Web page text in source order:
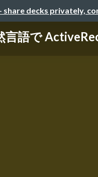
share decks privately,
言語で